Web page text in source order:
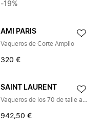
-19%
AMI PARIS
Vaqueros de Corte Amplio
320 €
SAINT LAURENT
Vaqueros de los 70 de talle alto
942,50 €